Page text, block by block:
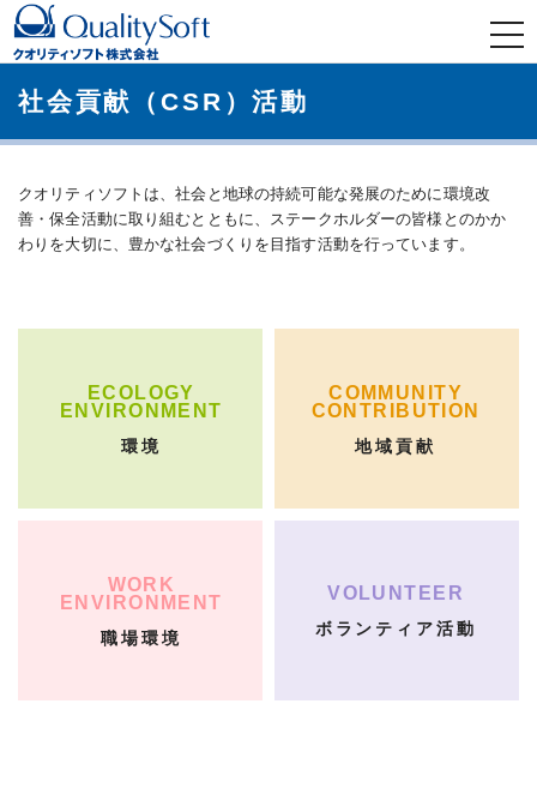
t
o
g
a
社会貢献（CSR）活動
クオリティソフトは、社会と地球の持続可能な発展のために環境改
善・保全活動に取り組むとともに、ステークホルダーの皆様とのかか
わりを大切に、豊かな社会づくりを目指す活動を行っています。
ECOLOGY
ENVIRONMENT
環境
COMMUNITY
CONTRIBUTION
地域貢献
WORK
ENVIRONMENT
職場環境
VOLUNTEER
ボランティア活動